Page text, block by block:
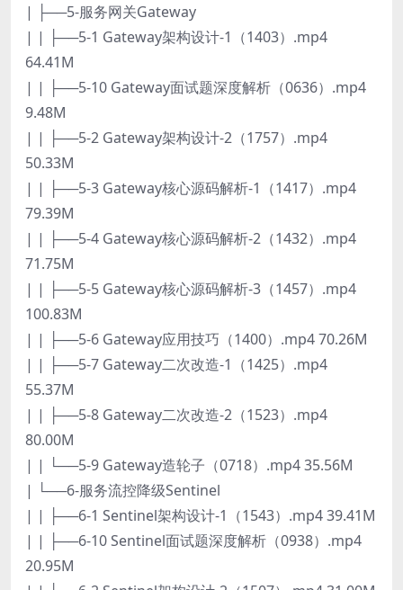
| ├──5-服务网关Gateway
| | ├──5-1 Gateway架构设计-1（1403）.mp4
64.41M
| | ├──5-10 Gateway面试题深度解析（0636）.mp4
9.48M
| | ├──5-2 Gateway架构设计-2（1757）.mp4
50.33M
| | ├──5-3 Gateway核心源码解析-1（1417）.mp4
79.39M
| | ├──5-4 Gateway核心源码解析-2（1432）.mp4
71.75M
| | ├──5-5 Gateway核心源码解析-3（1457）.mp4
100.83M
| | ├──5-6 Gateway应用技巧（1400）.mp4 70.26M
| | ├──5-7 Gateway二次改造-1（1425）.mp4
55.37M
| | ├──5-8 Gateway二次改造-2（1523）.mp4
80.00M
| | └──5-9 Gateway造轮子（0718）.mp4 35.56M
| └──6-服务流控降级Sentinel
| | ├──6-1 Sentinel架构设计-1（1543）.mp4 39.41M
| | ├──6-10 Sentinel面试题深度解析（0938）.mp4
20.95M